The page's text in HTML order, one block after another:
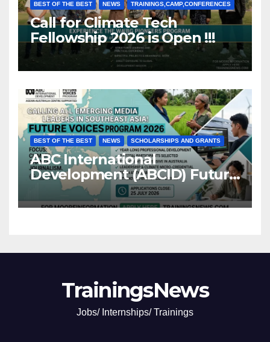
BEST OF THE BEST NEWS TRAININGS,CAMP,CONFERENCES
Call for Climate Tech
Fellowship 2026 is Open !!!
BEST OF THE BEST NEWS SCHOLARSHIPS AND GRANTS
ABC International
Development (ABCID) Future
Voices Program 2026
TrainingsNews
Jobs/ Internships/ Trainings